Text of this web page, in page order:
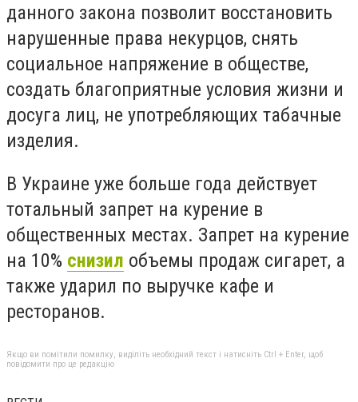
данного закона позволит восстановить
нарушенные права некурцов, снять
социальное напряжение в обществе,
создать благоприятные условия жизни и
досуга лиц, не употребляющих табачные
изделия.
В Украине уже больше года действует
тотальный запрет на курение в
общественных местах. Запрет на курение
на 10% снизил объемы продаж сигарет, а
также ударил по выручке кафе и
ресторанов.
Якщо ви помітили помилку, виділіть необхідний текст і натисніть Ctrl + Enter, щоб
повідомити про це редакцію